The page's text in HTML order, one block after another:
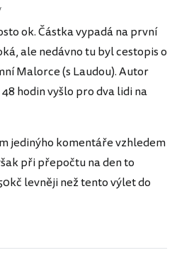
ok. Částka vypadá na první
ale nedávno tu byl cestopis o
Malorce (s Laudou). Autor
hodin vyšlo pro dva lidi na
jedinýho komentáře vzhledem
při přepočtu na den to
levněji než tento výlet do